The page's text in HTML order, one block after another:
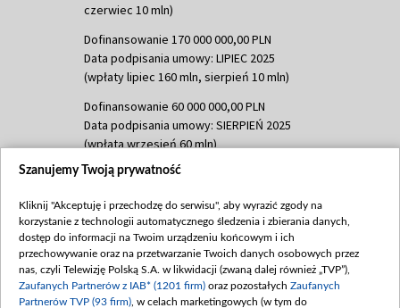
czerwiec 10 mln)
Dofinansowanie 170 000 000,00 PLN
Data podpisania umowy: LIPIEC 2025
(wpłaty lipiec 160 mln, sierpień 10 mln)
Dofinansowanie 60 000 000,00 PLN
Data podpisania umowy: SIERPIEŃ 2025
(wpłata wrzesień 60 mln)
Dofinansowanie 635 783 051,21 PLN
(wpłata wrzesień 100 mln, październik 350
mln, listopad 265 mln)
Dofinansowanie 48 862 000,00 PLN
Data podpisania umowy: GRUDZIEŃ 2025
(wpłata grudzień 60,548 mln)
Szanujemy Twoją prywatność
Kliknij "Akceptuję i przechodzę do serwisu", aby wyrazić zgody na
korzystanie z technologii automatycznego śledzenia i zbierania danych,
dostęp do informacji na Twoim urządzeniu końcowym i ich
przechowywanie oraz na przetwarzanie Twoich danych osobowych przez
nas, czyli Telewizję Polską S.A. w likwidacji (zwaną dalej również „TVP”),
Zaufanych Partnerów z IAB* (1201 firm) oraz pozostałych Zaufanych
Partnerów TVP (93 firm) , w celach marketingowych (w tym do